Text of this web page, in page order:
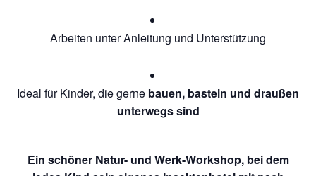
Arbeiten unter Anleitung und Unterstützung
Ideal für Kinder, die gerne bauen, basteln und draußen
unterwegs sind
Ein schöner Natur- und Werk-Workshop, bei dem